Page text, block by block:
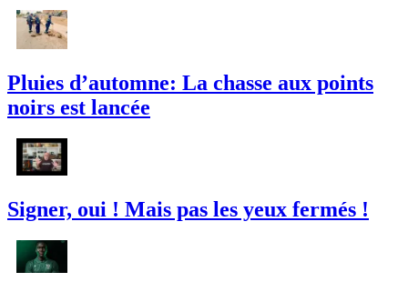
Pluies d’automne: La chasse aux points
noirs est lancée
Signer, oui ! Mais pas les yeux fermés !